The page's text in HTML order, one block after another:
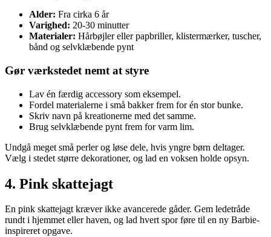
Alder: Fra cirka 6 år
Varighed: 20-30 minutter
Materialer: Hårbøjler eller papbriller, klistermærker, tuscher,
bånd og selvklæbende pynt
Gør værkstedet nemt at styre
Lav én færdig accessory som eksempel.
Fordel materialerne i små bakker frem for én stor bunke.
Skriv navn på kreationerne med det samme.
Brug selvklæbende pynt frem for varm lim.
Undgå meget små perler og løse dele, hvis yngre børn deltager.
Vælg i stedet større dekorationer, og lad en voksen holde opsyn.
4. Pink skattejagt
En pink skattejagt kræver ikke avancerede gåder. Gem ledetråde
rundt i hjemmet eller haven, og lad hvert spor føre til en ny Barbie-
inspireret opgave.